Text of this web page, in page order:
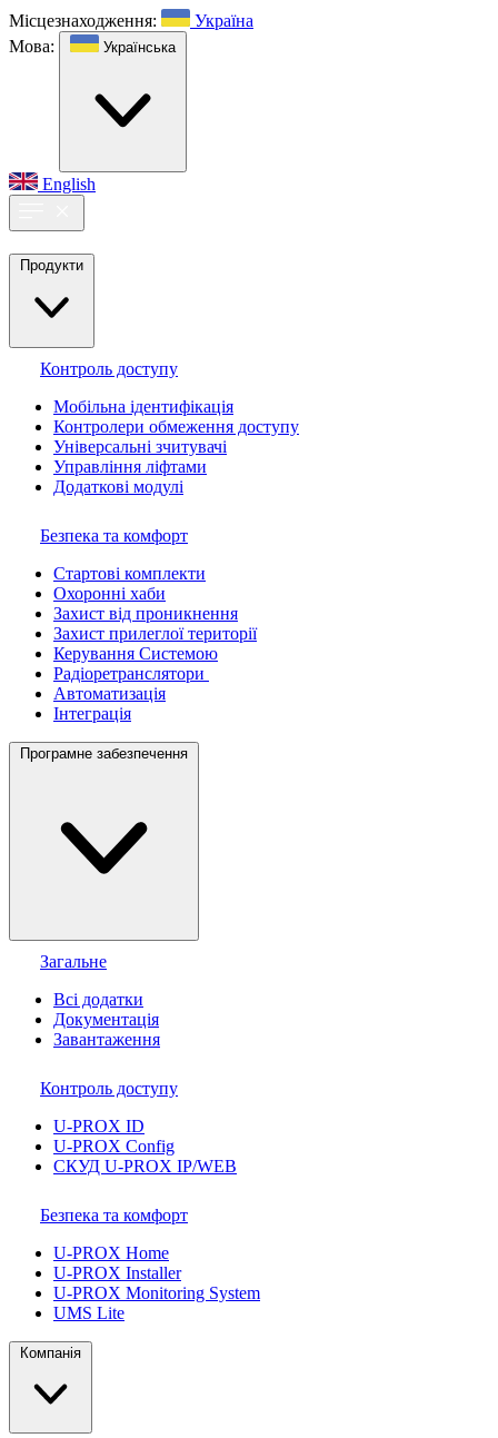
Місцезнаходження:
Україна
Мова:
Українська
English
Продукти
Контроль доступу
Мобільна ідентифікація
Контролери обмеження доступу
Універсальні зчитувачі
Управління ліфтами
Додаткові модулі
Безпека та комфорт
Стартові комплекти
Охоронні хаби
Захист від проникнення
Захист прилеглої території
Керування Системою
Радіоретранслятори
Автоматизація
Інтеграція
Програмне забезпечення
Загальне
Всі додатки
Документація
Завантаження
Контроль доступу
U-PROX ID
U-PROX Config
СКУД U-PROX IP/WEB
Безпека та комфорт
U-PROX Home
U-PROX Installer
U-PROX Monitoring System
UMS Lite
Компанія